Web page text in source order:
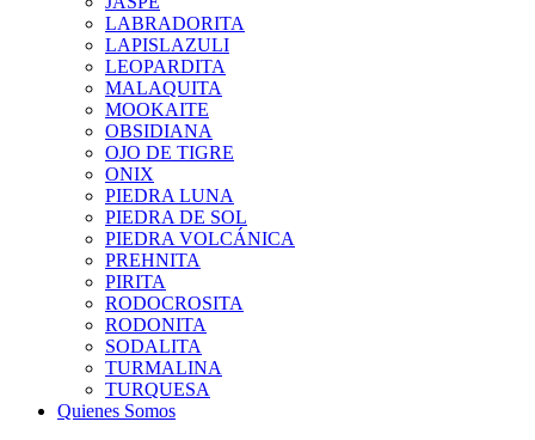
LABRADORITA
LAPISLAZULI
LEOPARDITA
MALAQUITA
MOOKAITE
OBSIDIANA
OJO DE TIGRE
ONIX
PIEDRA LUNA
PIEDRA DE SOL
PIEDRA VOLCÁNICA
PREHNITA
PIRITA
RODOCROSITA
RODONITA
SODALITA
TURMALINA
TURQUESA
Quienes Somos